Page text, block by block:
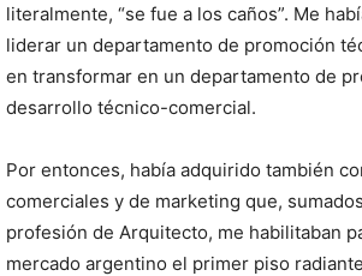
literalmente, “se fue a los caños”. Me
liderar un departamento de promoción
en transformar en un departamento de
desarrollo técnico-comercial.
Por entonces, había adquirido también
comerciales y de marketing que,
profesión de Arquitecto, me habilitaban
mercado argentino el primer piso